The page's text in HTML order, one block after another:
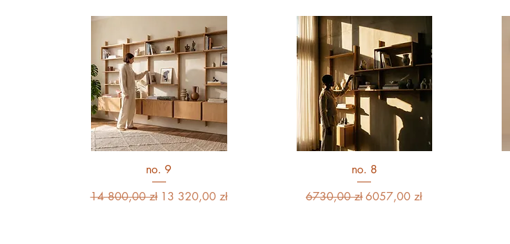
no. 9
Regularna cena
14 800,00 zł Cena rabatowa
13 320,00 zł
no. 8
Regularna cena
6730,00 złCena rabatowa
6057,00 zł